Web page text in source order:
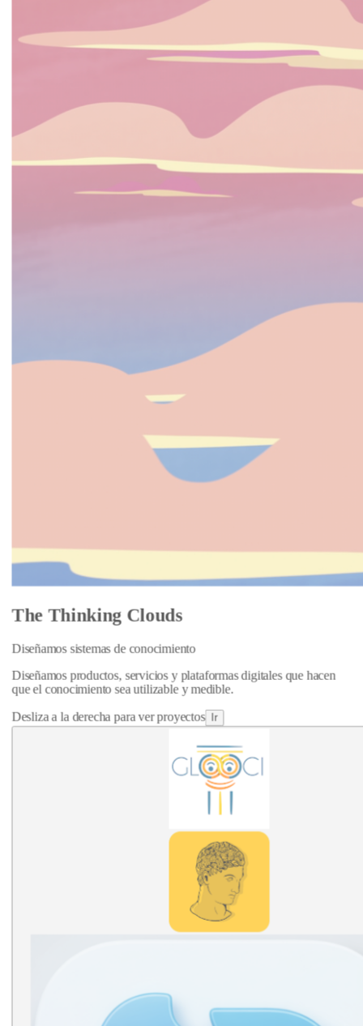
The Thinking Clouds
Diseñamos sistemas de conocimiento
Diseñamos productos, servicios y plataformas digitales que hacen
que el conocimiento sea utilizable y medible.
Desliza a la derecha para ver proyectos Ir